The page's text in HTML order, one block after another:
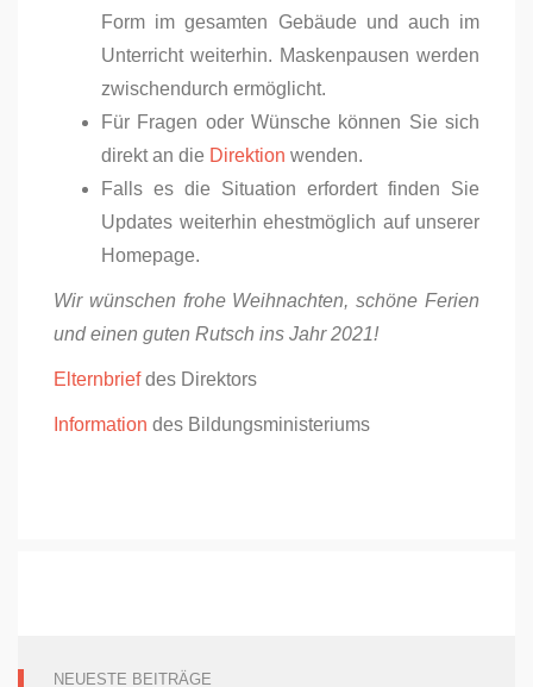
Form im gesamten Gebäude und auch im
Unterricht weiterhin. Maskenpausen werden
zwischendurch ermöglicht.
Für Fragen oder Wünsche können Sie sich
direkt an die Direktion wenden.
Falls es die Situation erfordert finden Sie
Updates weiterhin ehestmöglich auf unserer
Homepage.
Wir wünschen frohe Weihnachten, schöne Ferien
und einen guten Rutsch ins Jahr 2021!
Elternbriefdes Direktors
Information des Bildungsministeriums
NEUESTE BEITRÄGE